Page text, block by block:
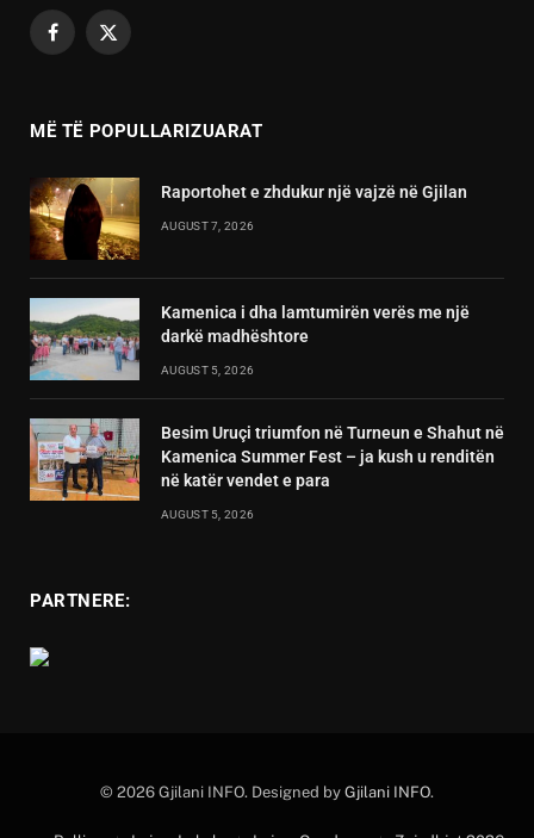
Facebook
X
MË TË POPULLARIZUARAT
Raportohet e zhdukur një vajzë në Gjilan
AUGUST 7, 2026
Kamenica i dha lamtumirën verës me një
darkë madhështore
AUGUST 5, 2026
Besim Uruçi triumfon në Turneun e Shahut në
Kamenica Summer Fest – ja kush u renditën
në katër vendet e para
AUGUST 5, 2026
PARTNERE:
© 2026 Gjilani INFO. Designed by Gjilani INFO.